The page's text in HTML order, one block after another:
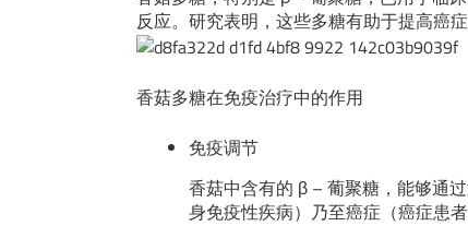
反应。研究表明，这些多糖有助于提高癌
香菇多糖在免疫治疗中的作用
免疫调节
香菇中含有的 β – 葡聚糖，能够通
身免疫性疾病）乃至癌症（癌症患